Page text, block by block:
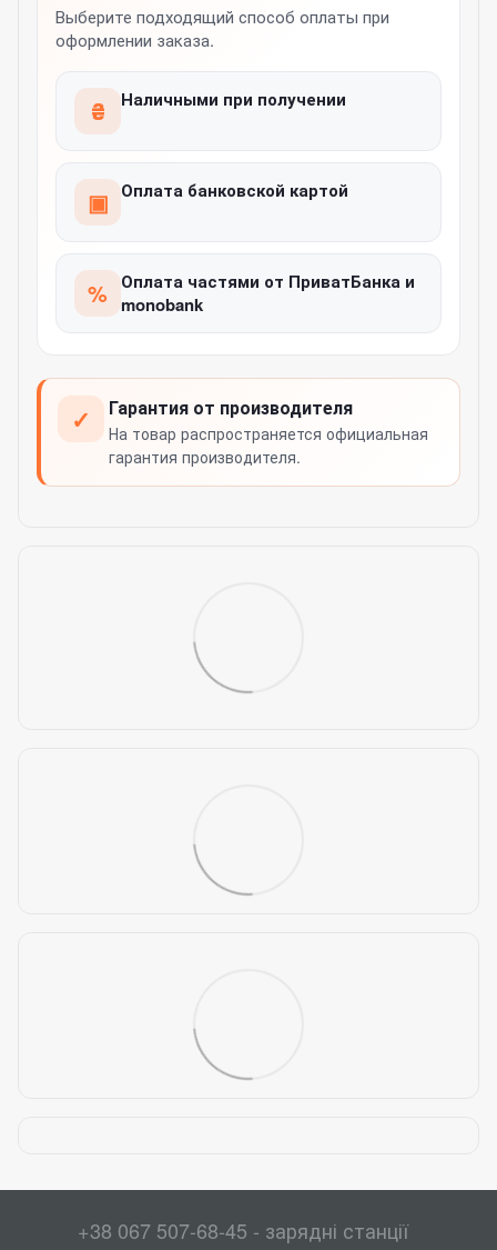
Выберите подходящий способ оплаты при
оформлении заказа.
₴ Наличными при получении
▣ Оплата банковской картой
% Оплата частями от ПриватБанка и
monobank
✓ Гарантия от производителя
На товар распространяется официальная
гарантия производителя.
+38 067 507-68-45 - зарядні станції